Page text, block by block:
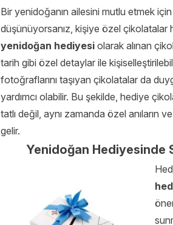
Bir yenidoğanın ailesini mutlu etmek
düşünüyorsanız, kişiye özel çikolatalar
yenidoğan hediyesi olarak alınan
tarih gibi özel detaylar ile
fotoğraflarını taşıyan çikolatalar da
yardımcı olabilir. Bu şekilde, hediye
tatlı değil, aynı zamanda özel anıların ve
gelir.
Yenidoğan Hediyesinde